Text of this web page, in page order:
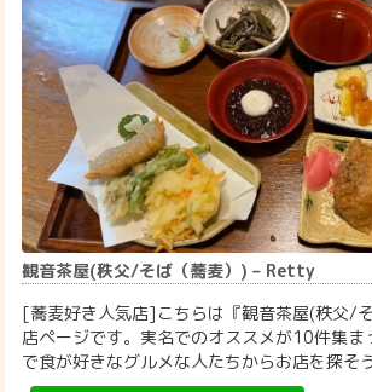
観音茶屋(秩父/そば（蕎麦）) – Retty
[蕎麦好き人気店]こちらは『観音茶屋(秩父/
店ページです。実名でのオススメが10件集
で食が好きなグルメな人たちからお店を探そ